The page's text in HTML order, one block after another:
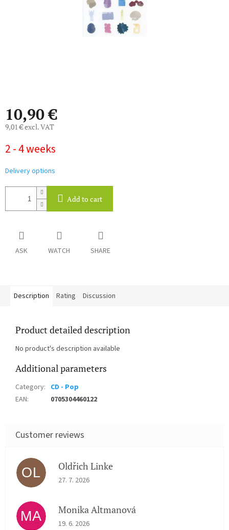
10,90 €
9,01 € excl. VAT
price:
2 - 4 weeks
Delivery options
Add to cart
ASK WATCH SHARE
Description Rating Discussion
Product detailed description
No product's description available
Additional parameters
Category: CD - Pop
EAN: 0705304460122
OL Oldřich Linke
The store rating is 5 out of 5 stars.
27. 7. 2026
MA Monika Altmanová
The store rating is 5 out of 5 stars.
19. 6. 2026